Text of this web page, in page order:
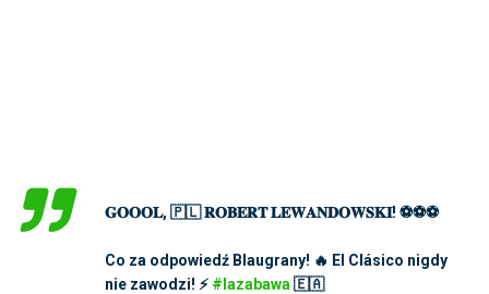
𝐆𝐎𝐎𝐎𝐋, 🇵🇱 𝐑𝐎𝐁𝐄𝐑𝐓 𝐋𝐄𝐖𝐀𝐍𝐃𝐎𝐖𝐒𝐊𝐈! ⚽⚽⚽
Co za odpowiedź Blaugrany! 🔥 El Clásico nigdy
nie zawodzi! ⚡ #lazabawa 🇪🇦